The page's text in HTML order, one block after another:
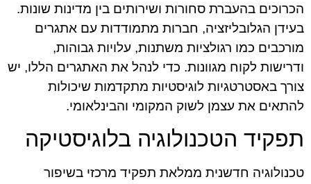
הכרוכים בהעברת סחורות ושירותים בין מדינות שונות.
בעידן הגלובליזציה, חברות מתמודדות עם אתגרים
מורכבים כמו רגולציות משתנות, עלויות גבוהות,
ודרישות לקוח מגוונות. כדי לנהל את האתגרים הללו, יש
צורך באסטרטגיות לוגיסטיות מתקדמות שיכולות
להתאים את עצמן לשוק המקומי והבינלאומי.
תפקיד הטכנולוגיה בלוגיסטיקה
טכנולוגיה חדשנית ממלאת תפקיד מרכזי בשיפור